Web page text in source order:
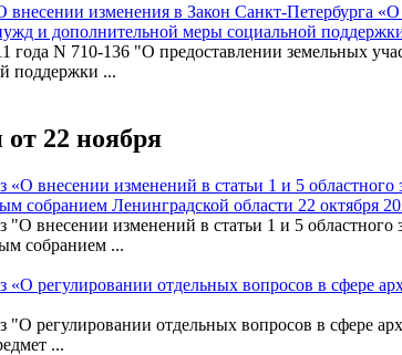
внесении изменения в Закон Санкт-Петербурга
и дополнительной меры социальной
года N 710-136 "О предоставлении земельных
поддержки ...
22 ноября
«О внесении изменений в статьи 1 и 5
собранием Ленинградской области 22 октября
"О внесении изменений в статьи 1 и 5
собранием ...
«О регулировании отдельных вопросов в сфере
"О регулировании отдельных вопросов в сфере
...